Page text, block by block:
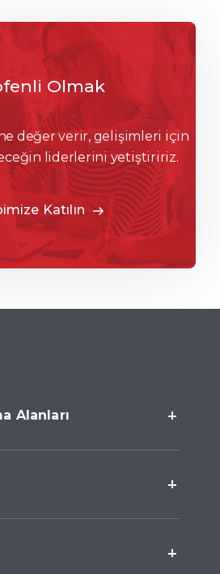
Olmak
değer verir, gelişimleri için
liderlerini yetiştiririz.
Katılın
Alanları